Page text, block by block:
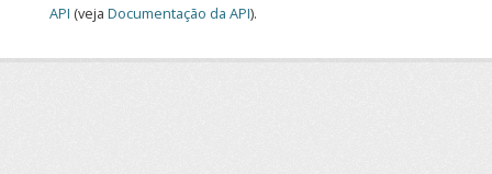
API (veja Documentação da API).